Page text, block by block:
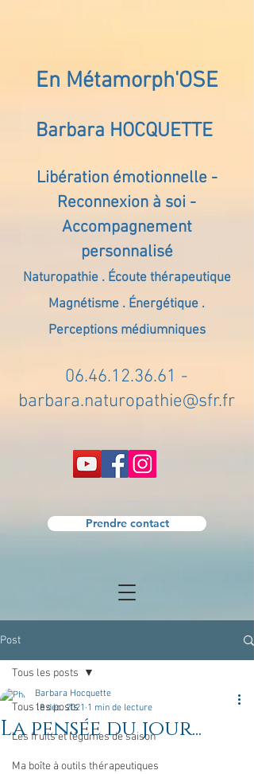
En Métamorph'OSE
Barbara HOCQUETTE
Libération émotionnelle -
Reconnexion à soi -
Accompagnement
personnalisé
Naturopathie . Écoute thérapeutique
Magnétisme . Énergétique .
Perceptions médiumniques
06.46.12.36.61 -
barbara.naturopathie@sfr.fr
Prendre contact
Post
Tous les posts
Les fruits et légumes de saison
Ma boîte à outils thérapeutiques
Tous les posts
La pensée du jour...
Barbara Hocquette
18 déc. 2021 1 min de lecture